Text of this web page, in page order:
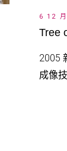
6 12
Tree
2005
成像